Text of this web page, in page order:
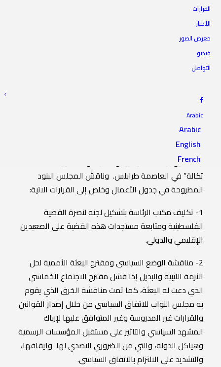
القرارات
الأخبار
معرض الصور
فيديو
التواصل
Arabic
Arabic
English
French
المجلس يعلن زليتن مدينة
عقد المجلس الأعلى للدولة اليوم الإثنين، جلسته الخامسة
والتسعين برئاسة السيد رئيس المجلس الدكتور “محمد
تكالة” في العاصمة طرابلس. وناقش المجلس البنود
المطروحة في جدول الأعمال وخلص إلى القرارات الاتية:
1- تكليف مكتب الرئاسة بتشكيل لجنة لنصرة القضية
الفلسطينية ومتابعة مستجدات هذه القضية على الصعيدين
الإقليمي والدولي.
2- مناقشة الوضع السياسي ومقترح البعثة الأممية لحل
الأزمة الليبية والبديل إذا فشل مقترح الاجتماع الخماسي
الذي دعت له البعثة، كما تمت مناقشة الخرق الذي يقوم
به مجلس النواب للاتفاق السياسي من خلال إصدار القوانين
والقرارات غير المدروسة وغير المتوافق عليها لإرباك
المشهد السياسي والتاثير على مستقبل المؤسسات الرسمية
وهياكل الدولة، والتي من الضروري التصدي لها وايقافها،
والتشديد على الالتزام بالاتفاق السياسي.